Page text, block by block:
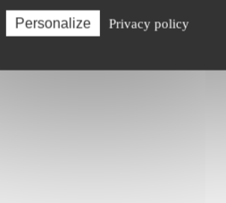
Personalize Privacy policy